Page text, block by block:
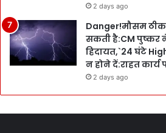
2 days ago
Danger!मौसम ठीक
सकती है:CM पुष्कर
हिदायत,`24 घंटे
न होने दें:राहत कार्य
2 days ago